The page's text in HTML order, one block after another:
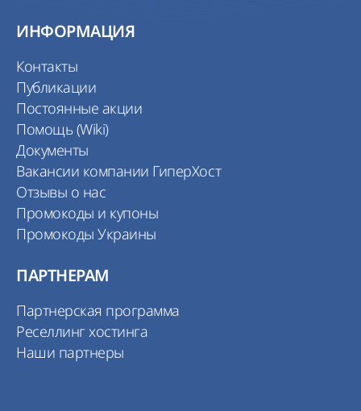
ИНФОРМАЦИЯ
Контакты
Публикации
Постоянные акции
Помощь (Wiki)
Документы
Вакансии компании ГиперХост
Отзывы о нас
Промокоды и купоны
Промокоды Украины
ПАРТНЕРАМ
Партнерская программа
Реселлинг хостинга
Наши партнеры